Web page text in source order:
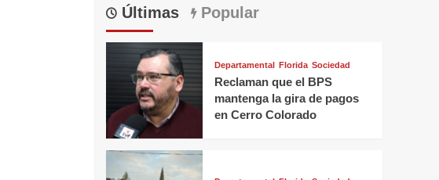
Últimas Popular
Departamental Florida Sociedad
Reclaman que el BPS
mantenga la gira de pagos
en Cerro Colorado